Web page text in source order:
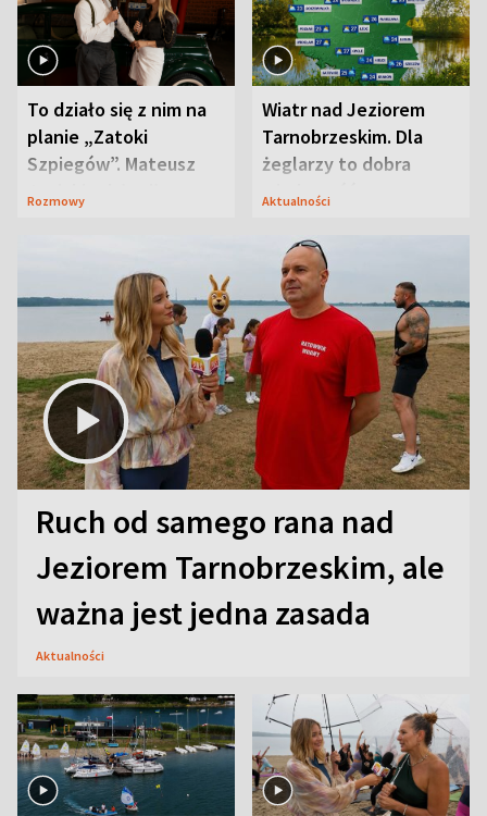
To działo się z nim na
planie „Zatoki
Szpiegów”. Mateusz
Janicki odsłonił
Rozmowy
Wiatr nad Jeziorem
Tarnobrzeskim. Dla
żeglarzy to dobra
wiadomość
Aktualności
Ruch od samego rana nad
Jeziorem Tarnobrzeskim, ale
ważna jest jedna zasada
Aktualności